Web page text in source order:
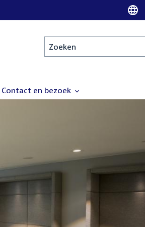
Zoeken
Contact en bezoek